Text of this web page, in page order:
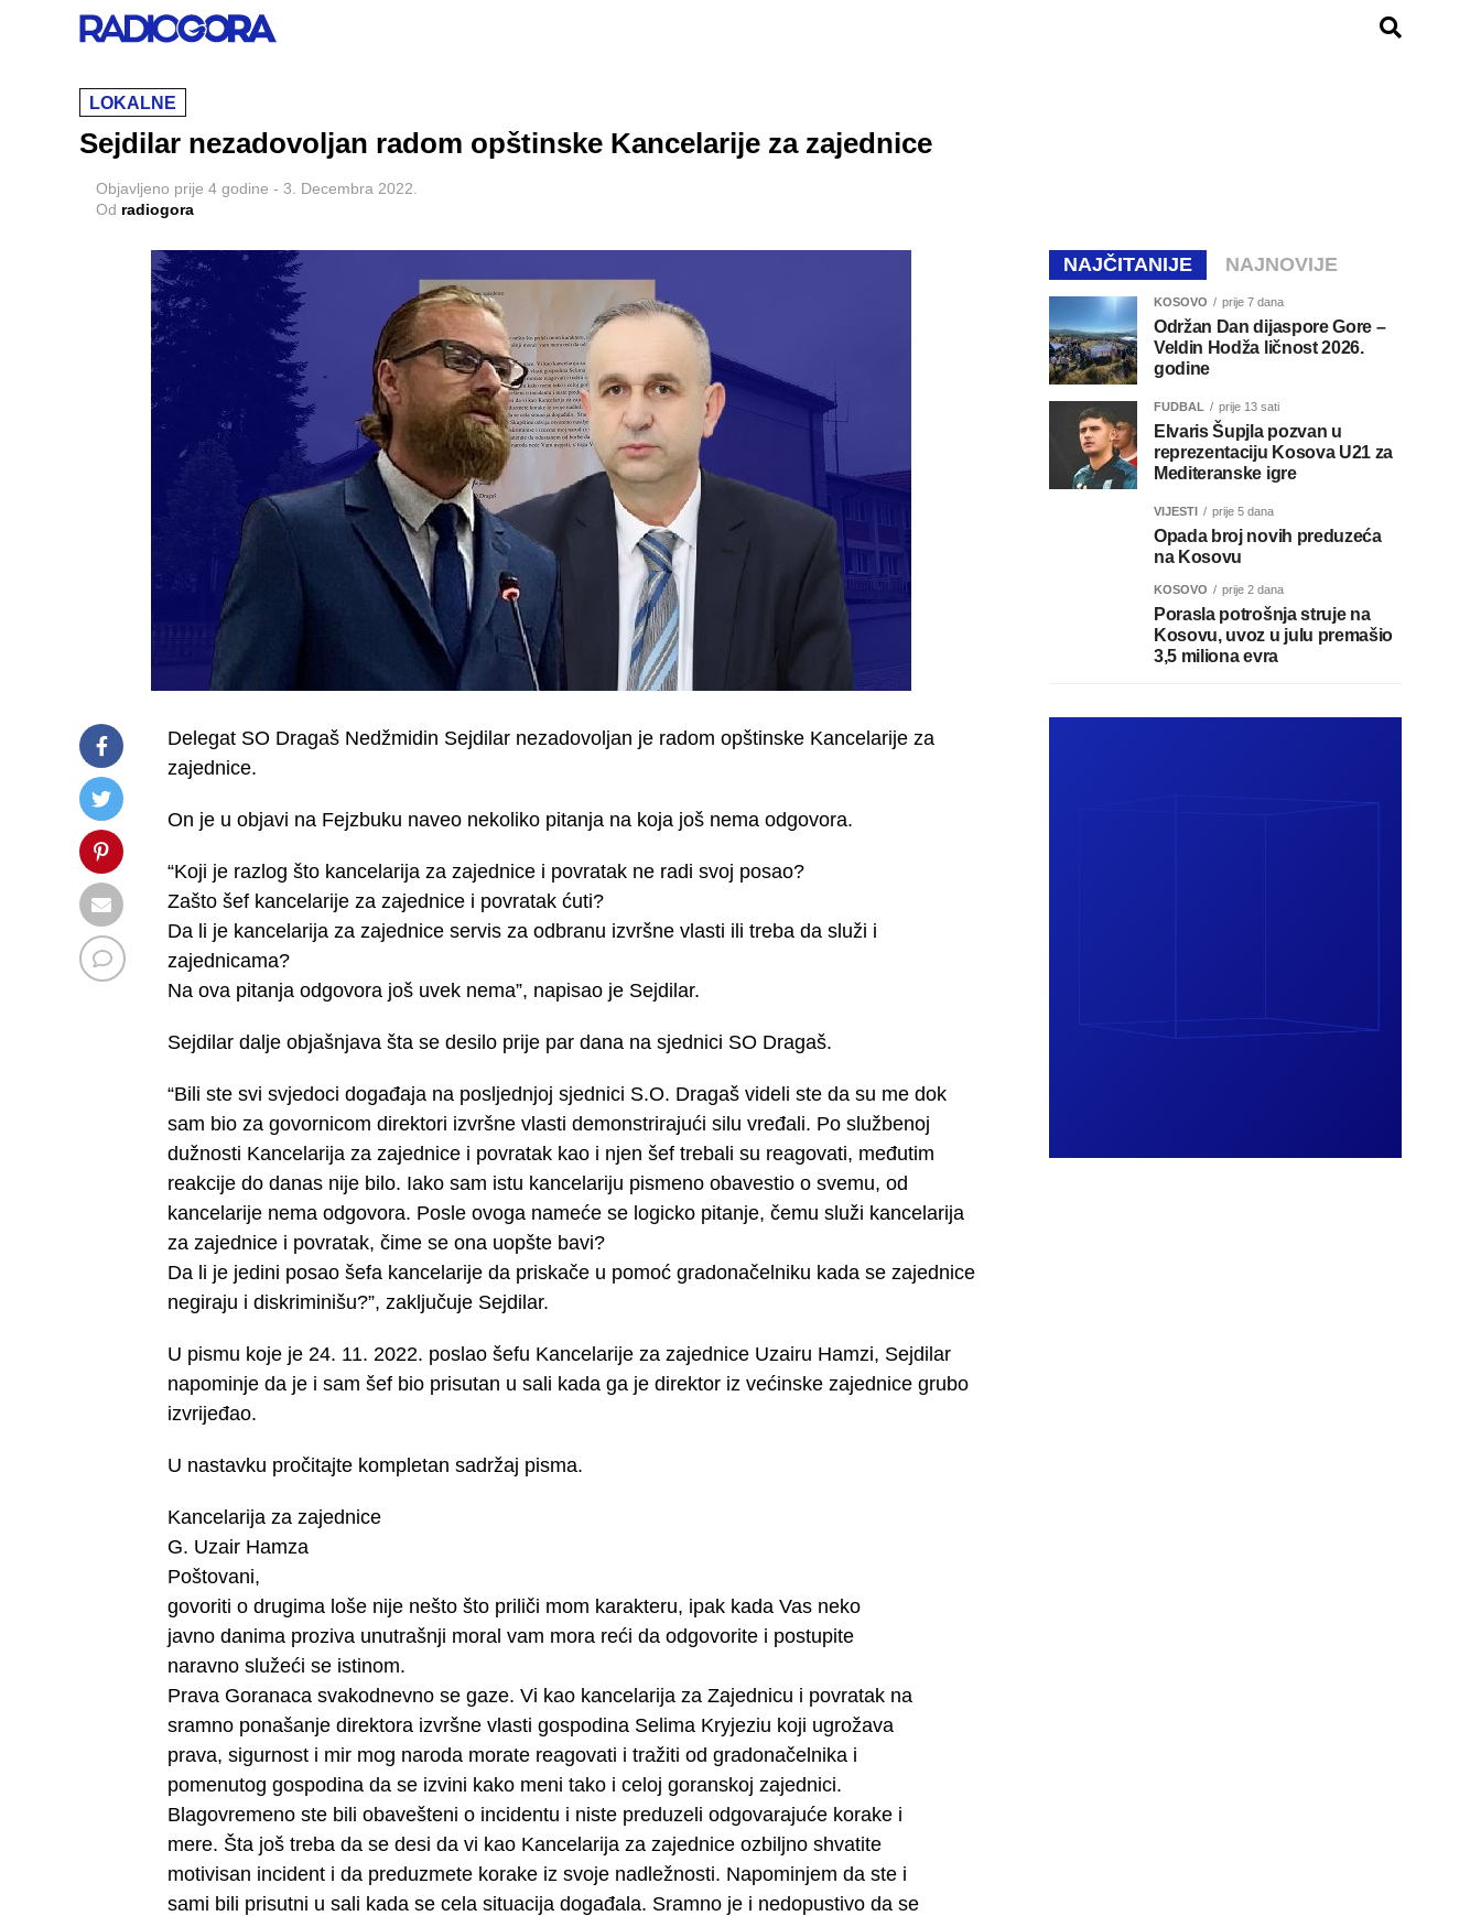
LOKALNE
Sejdilar nezadovoljan radom opštinske Kancelarije za zajednice
Objavljeno prije 4 godine - 3. Decembra 2022.
Od radiogora
Delegat SO Dragaš Nedžmidin Sejdilar nezadovoljan je radom opštinske Kancelarije za
zajednice.
On je u objavi na Fejzbuku naveo nekoliko pitanja na koja još nema odgovora.
“Koji je razlog što kancelarija za zajednice i povratak ne radi svoj posao?
Zašto šef kancelarije za zajednice i povratak ćuti?
Da li je kancelarija za zajednice servis za odbranu izvršne vlasti ili treba da služi i
zajednicama?
Na ova pitanja odgovora još uvek nema”, napisao je Sejdilar.
Sejdilar dalje objašnjava šta se desilo prije par dana na sjednici SO Dragaš.
“Bili ste svi svjedoci događaja na posljednjoj sjednici S.O. Dragaš videli ste da su me dok
sam bio za govornicom direktori izvršne vlasti demonstrirajući silu vređali. Po službenoj
dužnosti Kancelarija za zajednice i povratak kao i njen šef trebali su reagovati, međutim
reakcije do danas nije bilo. Iako sam istu kancelariju pismeno obavestio o svemu, od
kancelarije nema odgovora. Posle ovoga nameće se logicko pitanje, čemu služi kancelarija
za zajednice i povratak, čime se ona uopšte bavi?
Da li je jedini posao šefa kancelarije da priskače u pomoć gradonačelniku kada se zajednice
negiraju i diskriminišu?”, zaključuje Sejdilar.
U pismu koje je 24. 11. 2022. poslao šefu Kancelarije za zajednice Uzairu Hamzi, Sejdilar
napominje da je i sam šef bio prisutan u sali kada ga je direktor iz većinske zajednice grubo
izvrijeđao.
U nastavku pročitajte kompletan sadržaj pisma.
Kancelarija za zajednice
G. Uzair Hamza
Poštovani,
govoriti o drugima loše nije nešto što priliči mom karakteru, ipak kada Vas neko
javno danima proziva unutrašnji moral vam mora reći da odgovorite i postupite
naravno služeći se istinom.
Prava Goranaca svakodnevno se gaze. Vi kao kancelarija za Zajednicu i povratak na
sramno ponašanje direktora izvršne vlasti gospodina Selima Kryjeziu koji ugrožava
prava, sigurnost i mir mog naroda morate reagovati i tražiti od gradonačelnika i
pomenutog gospodina da se izvini kako meni tako i celoj goranskoj zajednici.
Blagovremeno ste bili obavešteni o incidentu i niste preduzeli odgovarajuće korake i
mere. Šta još treba da se desi da vi kao Kancelarija za zajednice ozbiljno shvatite
motivisan incident i da preduzmete korake iz svoje nadležnosti. Napominjem da ste i
sami bili prisutni u sali kada se cela situacija događala. Sramno je i nedopustivo da se
NAJČITANIJE NAJNOVIJE
KOSOVO prije 7 dana
Održan Dan dijaspore Gore –
Veldin Hodža ličnost 2026.
godine
FUDBAL prije 13 sati
Elvaris Šupjla pozvan u
reprezentaciju Kosova U21 za
Mediteranske igre
VIJESTI prije 5 dana
Opada broj novih preduzeća
na Kosovu
KOSOVO prije 2 dana
Porasla potrošnja struje na
Kosovu, uvoz u julu premašio
3,5 miliona evra